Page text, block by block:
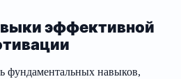
эффективной
фундаментальных навыков,